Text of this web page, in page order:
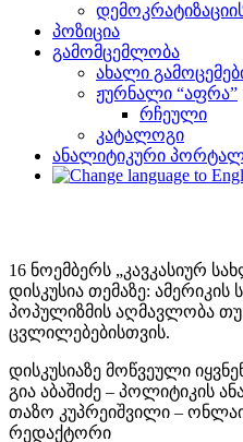
პოზიცია
გამომცემლობა
ახალი
ჟურნალი “აფრა”
რჩეული
კატალოგი
ანალიტიკური
16 ნოემბერს „კავკასიურ
დისკუსია თემაზე: ამერიკის
პოპულიზმის აღმავლობა
ცვლილებებისთვის.
დისკუსიაზე მოწვეული
გია აბაშიძე – პოლიტიკის
თაზო კუპრეიშვილი –
რედაქტორი